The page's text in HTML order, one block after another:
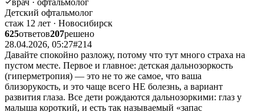
Детский офтальмолог
стаж 12 лет · Новосибирск
625ответов207решено
28.04.2026, 05:27#214
Давайте спокойно разложу, потому что тут много страха на
пустом месте. Первое и главное: детская дальнозоркость
(гиперметропия) — это не то же самое, что ваша
близорукость, и это чаще всего НЕ болезнь, а вариант
развития глаза. Все дети рождаются дальнозоркими: глаз у
малыша короткий, и есть так называемый «запас